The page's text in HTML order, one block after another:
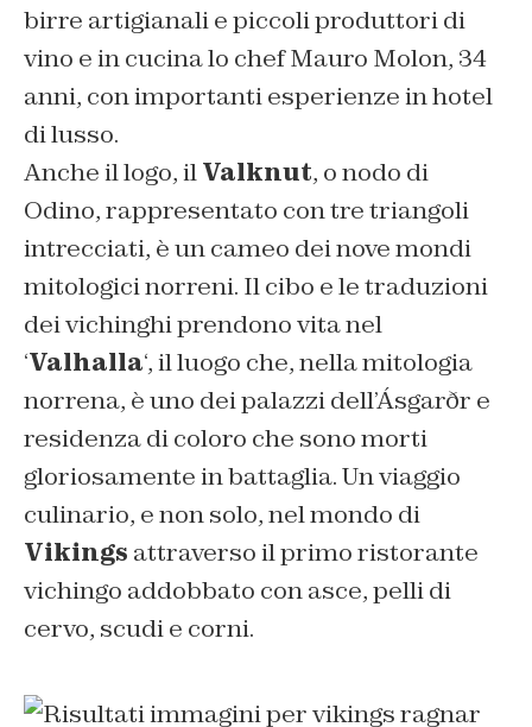
birre artigianali e piccoli produttori di
vino e in cucina lo chef Mauro Molon, 34
anni, con importanti esperienze in hotel
di lusso.
Anche il logo, ilValknut, o nodo di
Odino, rappresentato con tre triangoli
intrecciati, è un cameo dei nove mondi
mitologici norreni. Il cibo e le traduzioni
dei vichinghi prendono vita nel
‘Valhalla‘, il luogo che, nella mitologia
norrena, è uno dei palazzi dell’Ásgarðr e
residenza di coloro che sono morti
gloriosamente in battaglia. Un viaggio
culinario, e non solo, nel mondo di
Vikings attraverso il primo ristorante
vichingo addobbato con asce, pelli di
cervo, scudi e corni.